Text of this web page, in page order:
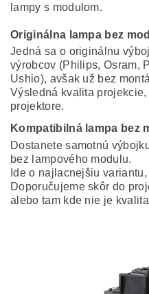
lampy s modulom.
Originálna lampa bez
Jedná sa o originálnu
výrobcov (Philips, Osram,
Ushio), avšak už bez
Výsledná kvalita
projektore.
Kompatibilná lampa bez
Dostanete samotnú
bez lampového modulu.
Ide o najlacnejšiu
Doporučujeme skôr do
alebo tam kde nie je